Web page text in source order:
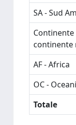
SA - Sud
continente
AF - Africa
OC -
Totale